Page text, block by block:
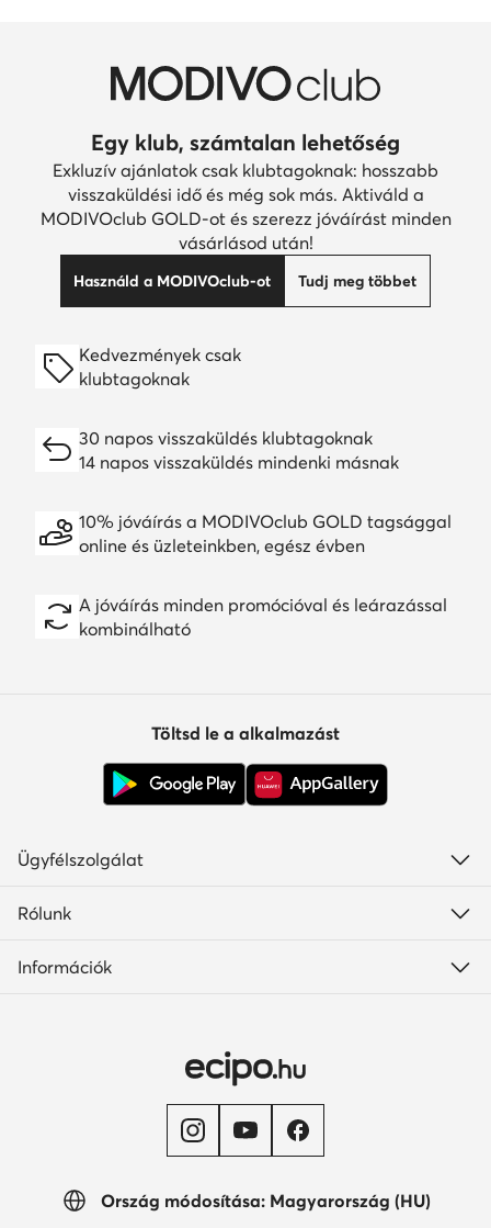
Egy klub, számtalan lehetőség
Exkluzív ajánlatok csak klubtagoknak: hosszabb
visszaküldési idő és még sok más. Aktiváld a
MODIVOclub GOLD-ot és szerezz jóváírást minden
vásárlásod után!
Használd a MODIVOclub-ot Tudj meg többet
Kedvezmények csak
klubtagoknak
30 napos visszaküldés klubtagoknak
14 napos visszaküldés mindenki másnak
10% jóváírás a MODIVOclub GOLD tagsággal
online és üzleteinkben, egész évben
A jóváírás minden promócióval és leárazással
kombinálható
Ország módosítása: Magyarország (HU)
Töltsd le a alkalmazást
Ügyfélszolgálat
Rólunk
Információk